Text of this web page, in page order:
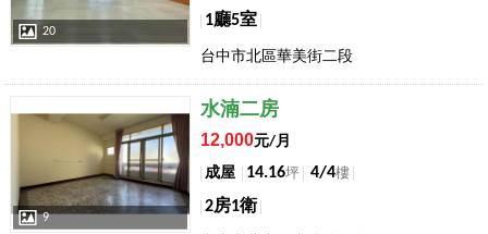
20
1廳5室
台中市北區華美街二段
9
水湳二房
12,000元/月
成屋
14.16坪 4/4樓
2房1衛